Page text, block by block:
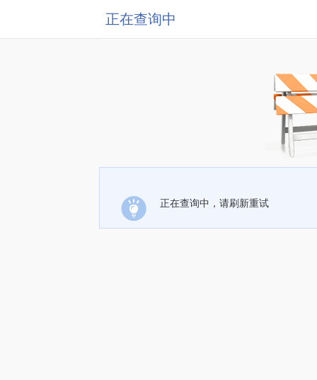
正在查询中
正在查询中，请刷新重试